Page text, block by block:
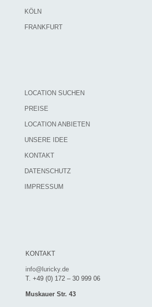
KÖLN
FRANKFURT
LOCATION SUCHEN
PREISE
LOCATION ANBIETEN
UNSERE IDEE
KONTAKT
DATENSCHUTZ
IMPRESSUM
KONTAKT
info@luricky.de
T. +49 (0) 172 – 30 999 06
Muskauer Str. 43